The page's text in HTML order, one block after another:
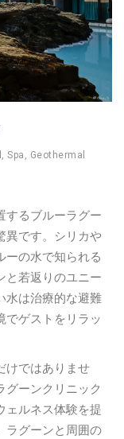
, Spa , Geothermal
するブルーラグー
異です。シリカや
ーの水で知られる
と若返りのユニー
水は治療的な避難
でゲストをリラッ
けではありませ
グーンクリニック
ェルネス体験を提
ラグーンと周囲の